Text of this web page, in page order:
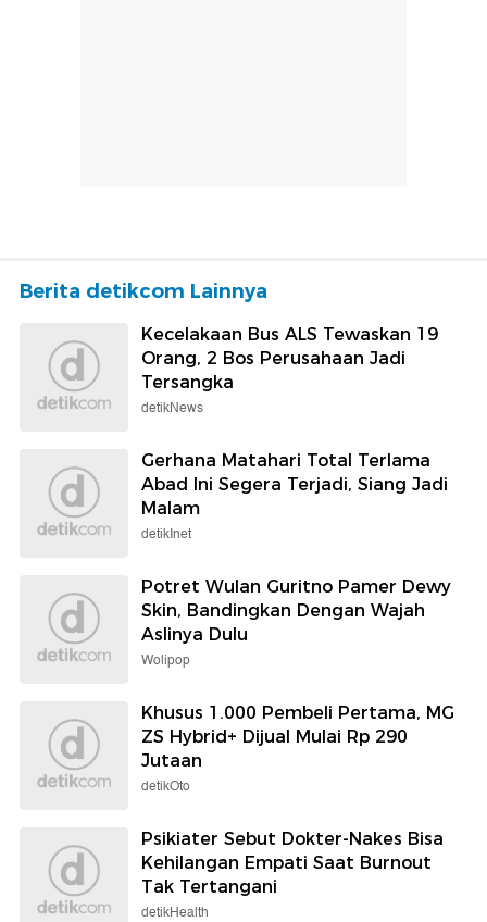
Berita detikcom Lainnya
Kecelakaan Bus ALS Tewaskan 19
Orang, 2 Bos Perusahaan Jadi
Tersangka
detikNews
Gerhana Matahari Total Terlama
Abad Ini Segera Terjadi, Siang Jadi
Malam
detikInet
Potret Wulan Guritno Pamer Dewy
Skin, Bandingkan Dengan Wajah
Aslinya Dulu
Wolipop
Khusus 1.000 Pembeli Pertama, MG
ZS Hybrid+ Dijual Mulai Rp 290
Jutaan
detikOto
Psikiater Sebut Dokter-Nakes Bisa
Kehilangan Empati Saat Burnout
Tak Tertangani
detikHealth